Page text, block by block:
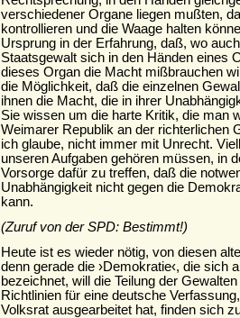
verschiedener Organe liegen mußten,
kontrollieren und die Waage halten
Ursprung in der Erfahrung, daß, wo
Staatsgewalt sich in den Händen eines
dieses Organ die Macht mißbrauchen
die Möglichkeit, daß die einzelnen
ihnen die Macht, die in ihrer
Sie wissen um die harte Kritik, die man
Weimarer Republik an der richterlichen
ich glaube, nicht immer mit Unrecht.
unseren Aufgaben gehören müssen, in
Vorsorge dafür zu treffen, daß die
Unabhängigkeit nicht gegen die
kann.
(Zuruf von der SPD: Bestimmt!)
Heute ist es wieder nötig, von diesen
denn gerade die ›Demokratie‹, die sich
bezeichnet, will die Teilung der
Richtlinien für eine deutsche
Volksrat ausgearbeitet hat, finden sich